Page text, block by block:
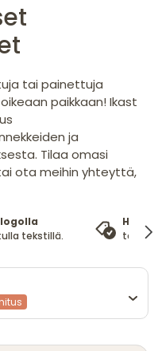
tai painettuja
paikkaan! Ikast
ja
Tilaa omasi
ota meihin yhteyttä,
tekstillä.
takaa